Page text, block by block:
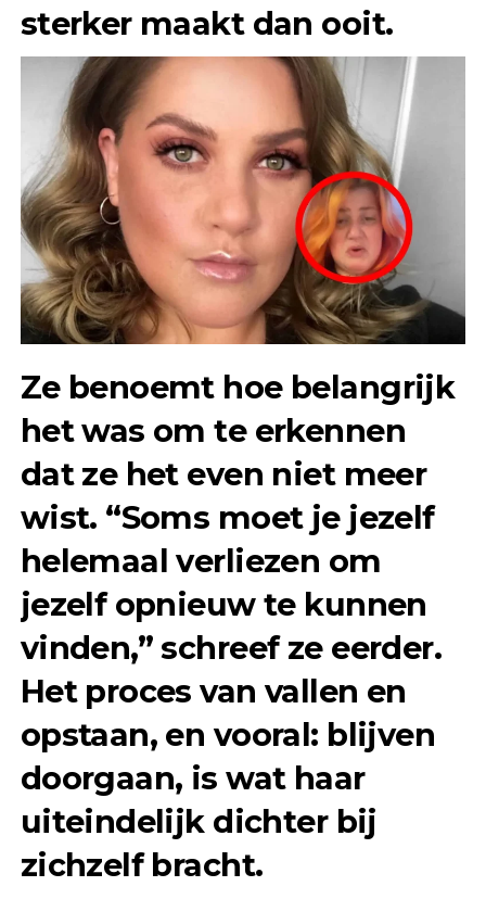
sterker maakt dan ooit.
Ze benoemt hoe belangrijk
het was om te erkennen
dat ze het even niet meer
wist. “Soms moet je jezelf
helemaal verliezen om
jezelf opnieuw te kunnen
vinden,” schreef ze eerder.
Het proces van vallen en
opstaan, en vooral: blijven
doorgaan, is wat haar
uiteindelijk dichter bij
zichzelf bracht.